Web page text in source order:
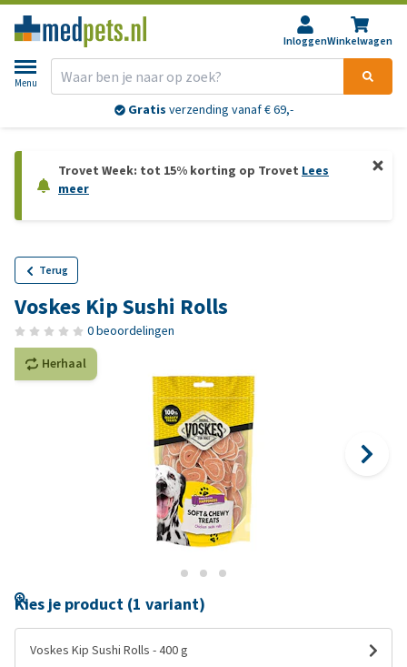
InloggenWinkelwagen
Menu
Gratis verzending vanaf € 69,-
Trovet Week: tot 15% korting op Trovet Lees
meer
Terug
Voskes Kip Sushi Rolls
0 beoordelingen
Herhaal
Kies je product (1 variant)
Voskes Kip Sushi Rolls - 400 g